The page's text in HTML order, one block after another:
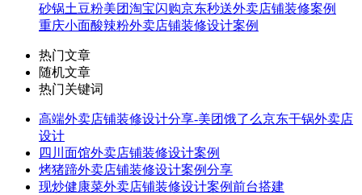
砂锅土豆粉美团淘宝闪购京东秒送外卖店铺装修案例
重庆小面酸辣粉外卖店铺装修设计案例
热门文章
随机文章
热门关键词
高端外卖店铺装修设计分享-美团饿了么京东干锅外卖店
设计
四川面馆外卖店铺装修设计案例
烤猪蹄外卖店铺装修设计案例分享
现炒健康菜外卖店铺装修设计案例前台搭建